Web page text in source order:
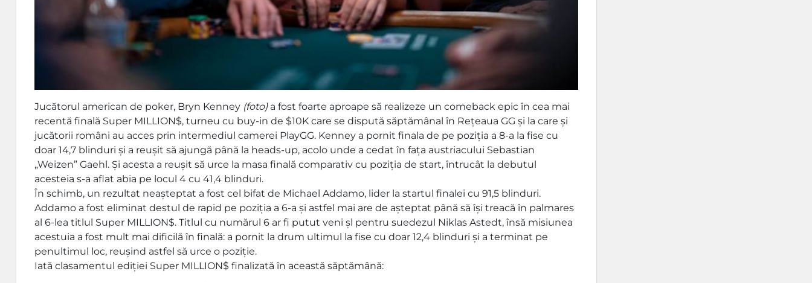
Jucătorul american de poker, Bryn Kenney (foto)a fost foarte aproape să realizeze un comeback epic în cea mai
recentă finală Super MILLION$, turneu cu buy-in de $10K care se dispută săptămânal în Rețeaua GG și la care și
jucătorii români au acces prin intermediul camerei PlayGG. Kenney a pornit finala de pe poziția a 8-a la fise cu
doar 14,7 blinduri și a reușit să ajungă până la heads-up, acolo unde a cedat în fața austriacului Sebastian
„Weizen” Gaehl. Și acesta a reușit să urce la masa finală comparativ cu poziția de start, întrucât la debutul
acesteia s-a aflat abia pe locul 4 cu 41,4 blinduri.
În schimb, un rezultat neașteptat a fost cel bifat de Michael Addamo, lider la startul finalei cu 91,5 blinduri.
Addamo a fost eliminat destul de rapid pe poziția a 6-a și astfel mai are de așteptat până să își treacă în palmares
al 6-lea titlul Super MILLION$. Titlul cu numărul 6 ar fi putut veni șl pentru suedezul Niklas Astedt, însă misiunea
acestuia a fost mult mai dificilă în finală: a pornit la drum ultimul la fise cu doar 12,4 blinduri și a terminat pe
penultimul loc, reușind astfel să urce o poziție.
Iată clasamentul ediției Super MILLION$ finalizată în această săptămână: